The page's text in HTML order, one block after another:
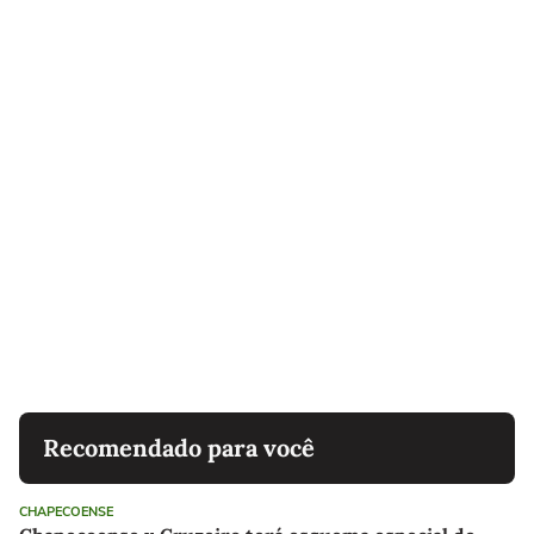
Recomendado para você
CHAPECOENSE